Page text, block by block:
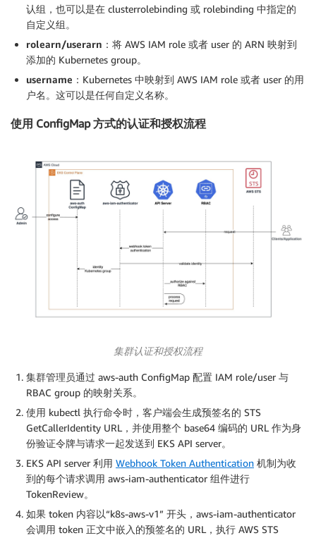
认组，也可以是在 clusterrolebinding 或 rolebinding 中指定的
自定义组。
rolearn/userarn ：将 AWS IAM role 或者 user 的 ARN 映射到
添加的 Kubernetes group。
username ：Kubernetes 中映射到 AWS IAM role 或者 user 的用
户名。这可以是任何自定义名称。
使用 ConfigMap 方式的认证和授权流程
集群认证和授权流程
集群管理员通过 aws-auth ConfigMap 配置 IAM role/user 与
RBAC group 的映射关系。
使用 kubectl 执行命令时，客户端会生成预签名的 STS
GetCallerIdentity URL，并使用整个 base64 编码的 URL 作为身
份验证令牌与请求一起发送到 EKS API server。
EKS API server 利用 Webhook Token Authentication 机制为收
到的每个请求调用 aws-iam-authenticator 组件进行
TokenReview。
如果 token 内容以“k8s-aws-v1” 开头，aws-iam-authenticator
会调用 token 正文中嵌入的预签名的 URL，执行 AWS STS